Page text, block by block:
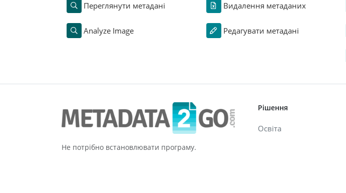
Переглянути метадані
Analyze Image
Видалення метаданих
Редагувати метадані
Не потрібно встановлювати програму.
Рішення
Освіта